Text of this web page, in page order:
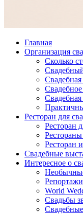
Главная
Организация
Сколько
Свадебная
Ресторан для
Ресторан
Ресторан
Свадебные
Интересное о
World
Свадьбы